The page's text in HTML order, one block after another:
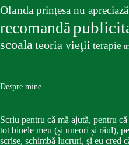
Olandaprinţesa nu apreciază
recomandă
scoalateoria vieţii terapie
Despre mine
Scriu pentru că mă ajută, pentru
tot binele meu (și uneori și răul),
scrise, schimbă lucruri, și eu cred